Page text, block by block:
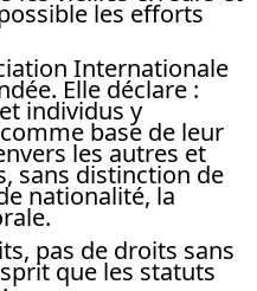
les efforts
Internationale
Elle déclare :
individus y
base de leur
les autres et
sans distinction de
nationalité, la
pas de droits sans
que les statuts